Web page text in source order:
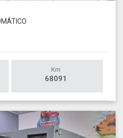
Km
68091